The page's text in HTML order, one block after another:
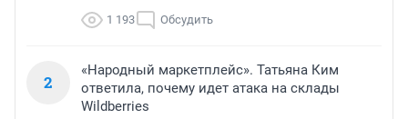
1 193 Обсудить
2
«Народный маркетплейс». Татьяна Ким
ответила, почему идет атака на склады
Wildberries